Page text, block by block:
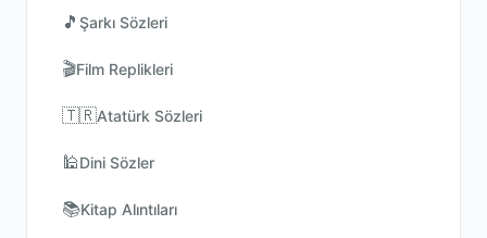
🎵 Şarkı Sözleri
🎬Film Replikleri
🇹🇷Atatürk Sözleri
🕌Dini Sözler
📚Kitap Alıntıları